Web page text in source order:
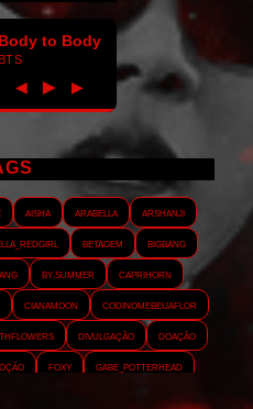
Body to Body
BTS
◀ ► ▶
Aisha Arabella
Arshanji
Betagem
Bigbang
By.summer
Caprihorn
Cianamoon
Codinomebeijaflor
Divulgação
Doação
Foxy
Gabe_Potterhead